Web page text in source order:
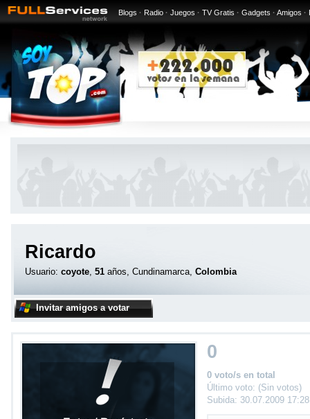
Blogs · Radio · Juegos · TV Gratis · Gadgets · Amigos ·
Ricardo
Usuario: coyote, 51 años, Cundinamarca, Colombia
Invitar amigos a votar
0
0 voto/s en total
Último voto: (Sin votos)
Subida: 30.07.2009